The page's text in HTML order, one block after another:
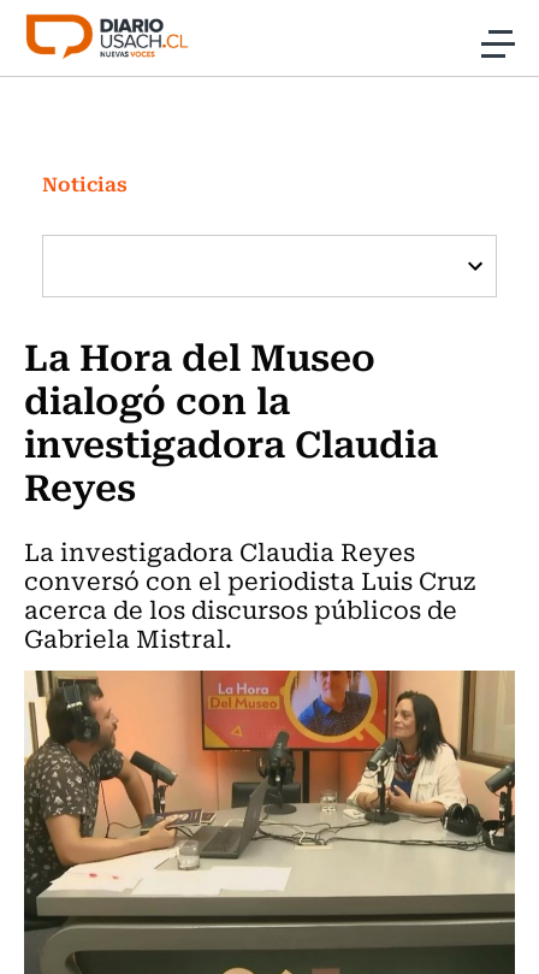
Click acá para ir directamente al contenido
Investigación
Cultura
Programas Radio y TV Usach
Noticias
La Hora del Museo
dialogó con la
investigadora Claudia
Reyes
La investigadora Claudia Reyes
conversó con el periodista Luis Cruz
acerca de los discursos públicos de
Gabriela Mistral.